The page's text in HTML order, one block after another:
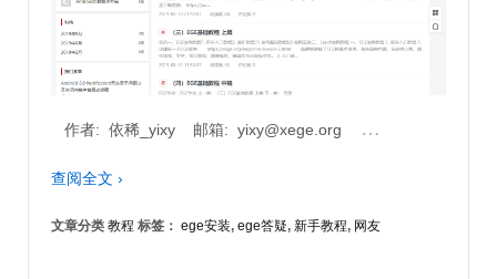
作者: 依稀_yixy 邮箱: yixy@xege.org …
查阅全文 ›
文章分类 教程 标签： ege安装, ege答疑, 新手教程, 网友